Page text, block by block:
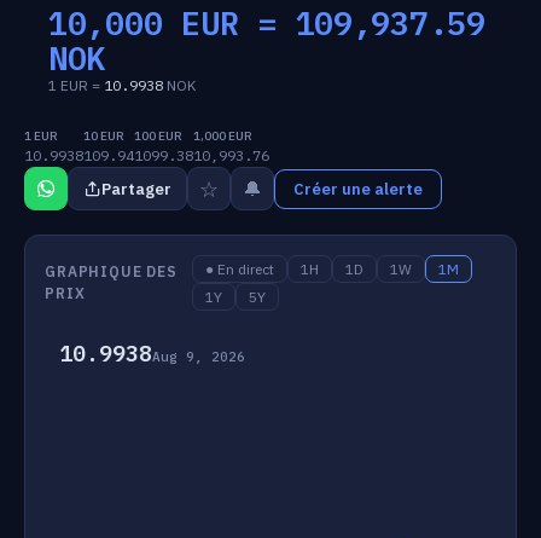
10,000 EUR = 109,937.59
NOK
1 EUR = 10.9938 NOK
1 EUR
10.9938
10 EUR
109.94
100 EUR
1099.38
1,000 EUR
10,993.76
Partager ☆ 🔔 Créer une alerte
GRAPHIQUE DES
PRIX
● En direct 1H 1D 1W
1M
1Y
5Y
10.9938Aug 9, 2026